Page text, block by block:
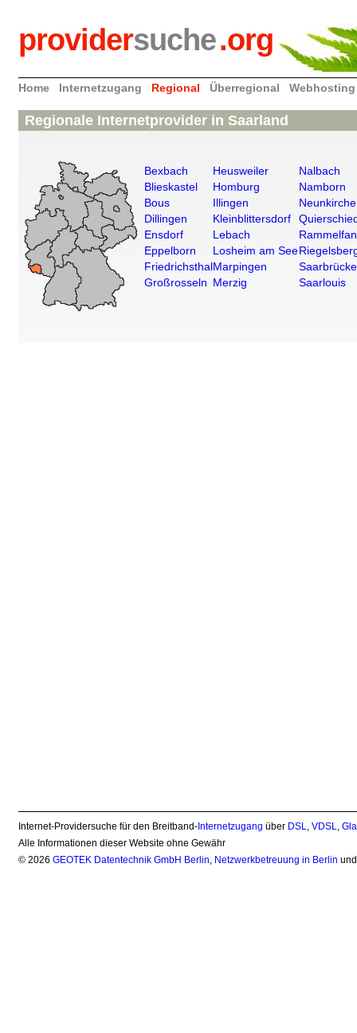
providersuche.org
Home Internetzugang Regional Überregional Webhosting
Regionale Internetprovider in Saarland
Bexbach
Blieskastel
Bous
Dillingen
Ensdorf
Eppelborn
Friedrichsthal
Großrosseln
Heusweiler
Homburg
Illingen
Kleinblittersdorf
Lebach
Losheim am See
Marpingen
Merzig
Nalbach
Namborn
Saarlouis
Internet-Providersuche für den Breitband- Internetzugang über DSL,VDSL,
Alle Informationen dieser Website ohne Gewähr
© 2026GEOTEK Datentechnik GmbH Berlin, Netzwerkbetreuung in Berlin